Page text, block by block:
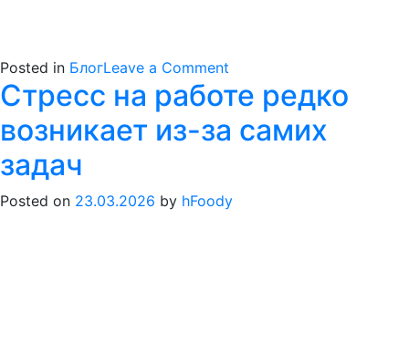
Posted in БлогLeave a Comment
Миф
или
правда:
занятость?
Стресс на работе редко
возникает из-за самих
задач
Posted on 23.03.2026 by hFoody